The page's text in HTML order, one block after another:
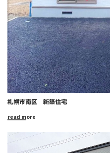
札幌市南区 新築住宅
read more